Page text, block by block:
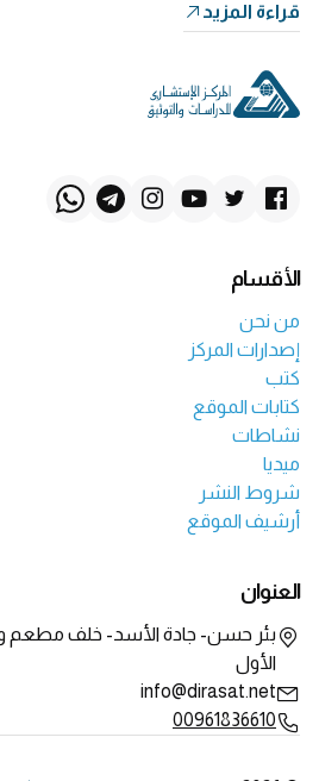
قراءة المزيد
الأقسام
من نحن
إصدارات المركز
كتب
كتابات الموقع
نشاطات
ميديا
شروط النشر
أرشيف الموقع
العنوان
بئر حسن- جادة الأسد- خلف مطعم
الأول
info@dirasat.net
00961836610